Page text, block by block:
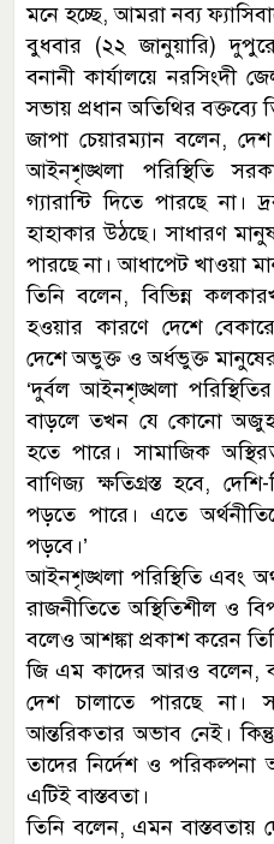
মনে হচ্ছে, আমরা নব্য
বুধবার (২২ জানুয়ারি) দুপুরে
বনানী কার্যালয়ে নরসিংদী
সভায় প্রধান অতিথির
জাপা চেয়ারম্যান বলেন,
আইনশৃঙ্খলা পরিস্থিতি
গ্যারান্টি দিতে পারছে না।
হাহাকার উঠছে। সাধারণ
পারছে না। আধাপেট খাওয়া
তিনি বলেন, বিভিন্ন
হওয়ার কারণে দেশে
দেশে অভুক্ত ও অর্ধভুক্ত মানুষের
‘দুর্বল আইনশৃঙ্খলা
বাড়লে তখন যে কোনো
হতে পারে। সামাজিক
বাণিজ্য ক্ষতিগ্রস্ত হবে,
পড়তে পারে। এতে
পড়বে।’
আইনশৃঙ্খলা পরিস্থিতি এবং
রাজনীতিতে অস্থিতিশীল ও
বলেও আশঙ্কা প্রকাশ করেন
জি এম কাদের আরও বলেন,
দেশ চালাতে পারছে না।
আন্তরিকতার অভাব নেই।
তাদের নির্দেশ ও
এটিই বাস্তবতা।
তিনি বলেন, এমন বাস্তবতায়